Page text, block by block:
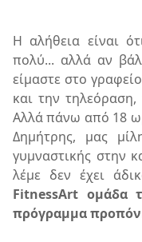
Η αλήθεια είναι
πολύ... αλλά αν
είμαστε στο
και την
Αλλά πάνω από 18
Δημήτρης, μας
γυμναστικής στην
λέμε δεν έχει
FitnessArt ομάδα
πρόγραμμα